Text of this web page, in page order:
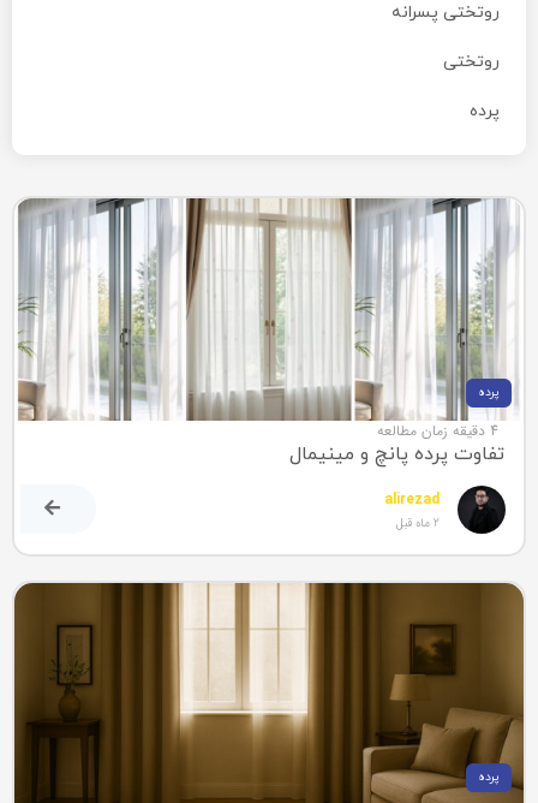
روتختی پسرانه
روتختی
پرده
پرده
4 دقیقه زمان مطالعه
تفاوت پرده پانچ و مینیمال
alirezad
2 ماه قبل
پرده